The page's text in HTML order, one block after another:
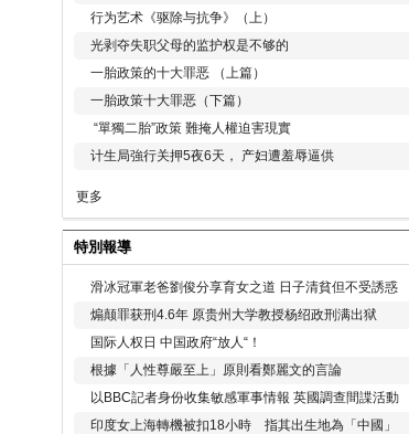
行为艺术《驱除与抗争》（上）
光剥夺失职父母的监护权是不够的
一胎政策的十大罪恶 （上篇）
一胎政策十大罪恶（下篇）
“單獨二胎”政策 難掩人權迫害現實
计生局強行关押5夜6天， 产妇遭羞辱逼供
更多
特別報導
滑冰冠軍老爸劉俊分享育女之道 日子清貧但不受誘惑
煽颠罪获刑4.6年 原贵州大学教授杨绍政刑满出狱
国际人权日 中国政府“放人“！
根據「人性尊嚴至上」原則看鄭麗文的言論
以BBC記者身份收集敏感軍事情報 英國調查間諜活動
印度女上海轉機被扣18小時 指其出生地為「中國」